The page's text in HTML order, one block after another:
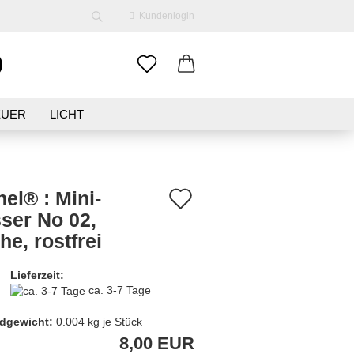
Kundenlogin
LICHT
: Mini-
No 02,
rostfrei
Lieferzeit:
ca. 3-7 Tage
0.004kg je Stück
8,00 EUR